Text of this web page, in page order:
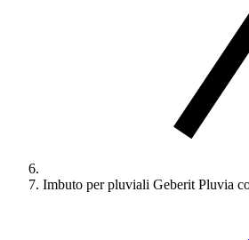
Imbuto per pluviali Geberit Pluvia